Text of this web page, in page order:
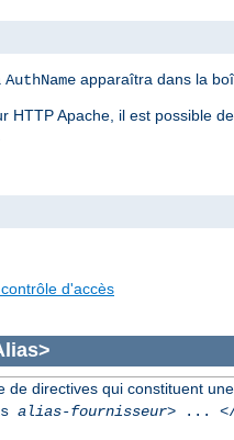
AuthName apparaîtra dans la
HTTP Apache, il est possible
d'accès
de directives qui constituent
alias-fournisseur> ... </